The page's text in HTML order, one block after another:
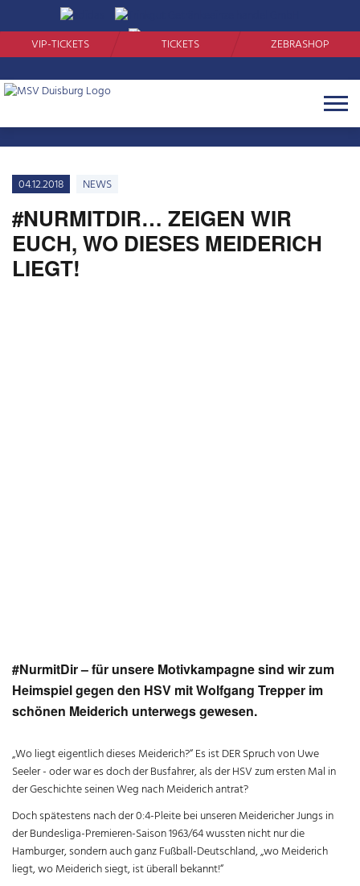
VIP-TICKETS TICKETS ZEBRASHOP
04.12.2018 NEWS
#NURMITDIR… ZEIGEN WIR
EUCH, WO DIESES MEIDERICH
LIEGT!
#NurmitDir – für unsere Motivkampagne sind wir zum
Heimspiel gegen den HSV mit Wolfgang Trepper im
schönen Meiderich unterwegs gewesen.
„Wo liegt eigentlich dieses Meiderich?“ Es ist DER Spruch von Uwe
Seeler - oder war es doch der Busfahrer, als der HSV zum ersten Mal in
der Geschichte seinen Weg nach Meiderich antrat?
Doch spätestens nach der 0:4-Pleite bei unseren Meidericher Jungs in
der Bundesliga-Premieren-Saison 1963/64 wussten nicht nur die
Hamburger, sondern auch ganz Fußball-Deutschland, „wo Meiderich
liegt, wo Meiderich siegt, ist überall bekannt!“